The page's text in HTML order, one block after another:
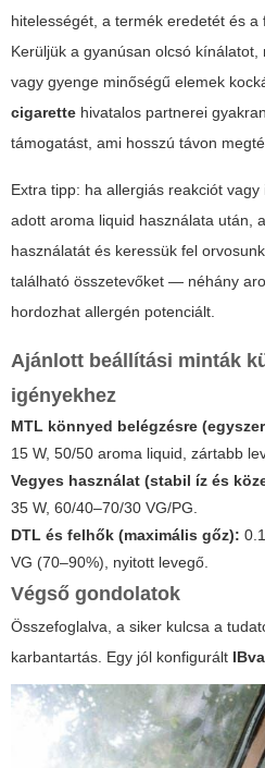
hitelességét, a termék eredetét és a
Kerüljük a gyanúsan olcsó kínálatot,
vagy gyenge minőségű elemek
cigarette hivatalos partnerei
támogatást, ami hosszú távon
Extra tipp: ha allergiás reakciót
adott aroma liquid használata után,
használatát és keressük fel
található összetevőket — néhány
hordozhat allergén potenciált.
Ajánlott beállítási minták
igényekhez
MTL könnyed belégzésre
15 W, 50/50 aroma liquid , zártabb
Vegyes használat (stabil íz és
35 W, 60/40–70/30 VG/PG.
DTL és felhők (maximális gőz):
VG (70–90%), nyitott levegő.
Végső gondolatok
Összefoglalva, a siker kulcsa a
karbantartás. Egy jól konfigurált